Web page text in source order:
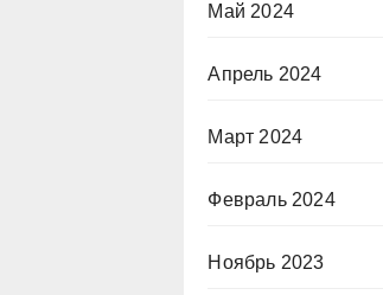
Май 2024
Апрель 2024
Март 2024
Февраль 2024
Ноябрь 2023